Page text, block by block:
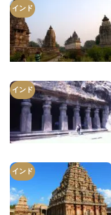
インド
インド
インド